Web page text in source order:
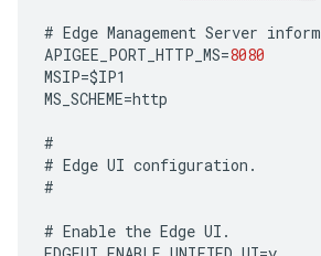
# Edge Management Server
APIGEE_PORT_HTTP_MS=8080
MSIP=$IP1
MS_SCHEME=http
#
# Edge UI configuration .
#
# Enable the Edge UI .